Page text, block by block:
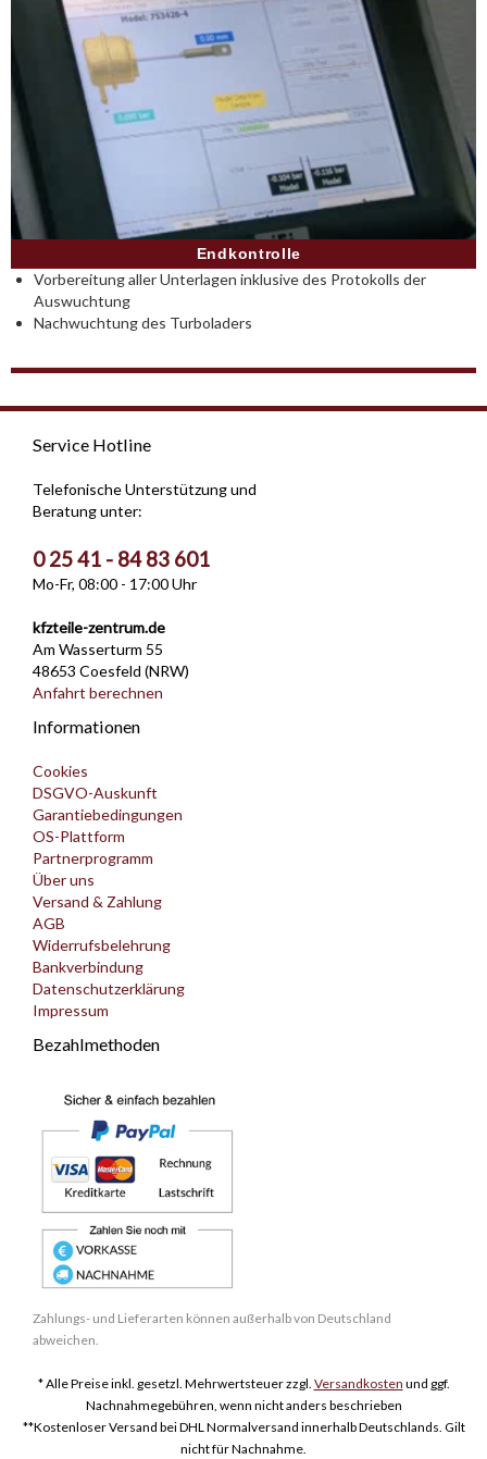
Endkontrolle
Vorbereitung aller Unterlagen inklusive des Protokolls der
Auswuchtung
Nachwuchtung des Turboladers
Service Hotline
Telefonische Unterstützung und
Beratung unter:
0 25 41 - 84 83 601
Mo-Fr, 08:00 - 17:00 Uhr
kfzteile-zentrum.de
Am Wasserturm 55
48653 Coesfeld (NRW)
Anfahrt berechnen
Informationen
Cookies
DSGVO-Auskunft
Garantiebedingungen
OS-Plattform
Partnerprogramm
Über uns
Versand & Zahlung
AGB
Widerrufsbelehrung
Bankverbindung
Datenschutzerklärung
Impressum
Bezahlmethoden
Zahlungs- und Lieferarten können außerhalb von Deutschland
abweichen.
* Alle Preise inkl. gesetzl. Mehrwertsteuer zzgl. Versandkosten und ggf.
Nachnahmegebühren, wenn nicht anders beschrieben
**Kostenloser Versand bei DHL Normalversand innerhalb Deutschlands. Gilt
nicht für Nachnahme.